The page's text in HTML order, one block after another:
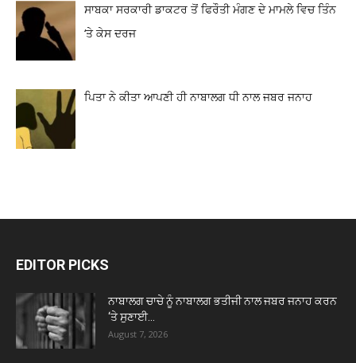
ਸਾਬਕਾ ਸਰਕਾਰੀ ਡਾਕਟਰ ਤੋਂ ਫਿਰੌਤੀ ਮੰਗਣ ਦੇ ਮਾਮਲੇ ਵਿਚ ਤਿੰਨ
‘ਤੇ ਕੇਸ ਦਰਜ
ਪਿਤਾ ਨੇ ਕੀਤਾ ਆਪਣੀ ਹੀ ਨਾਬਾਲਗ ਧੀ ਨਾਲ ਜਬਰ ਜਨਾਹ
EDITOR PICKS
ਨਾਬਾਲਗ ਚਾਚੇ ਨੂੰ ਨਾਬਾਲਗ ਭਤੀਜੀ ਨਾਲ ਜਬਰ ਜਨਾਹ ਕਰਨ
‘ਤੇ ਸੁਣਾਈ...
August 7, 2026